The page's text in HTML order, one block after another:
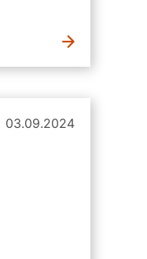
03.09.2024